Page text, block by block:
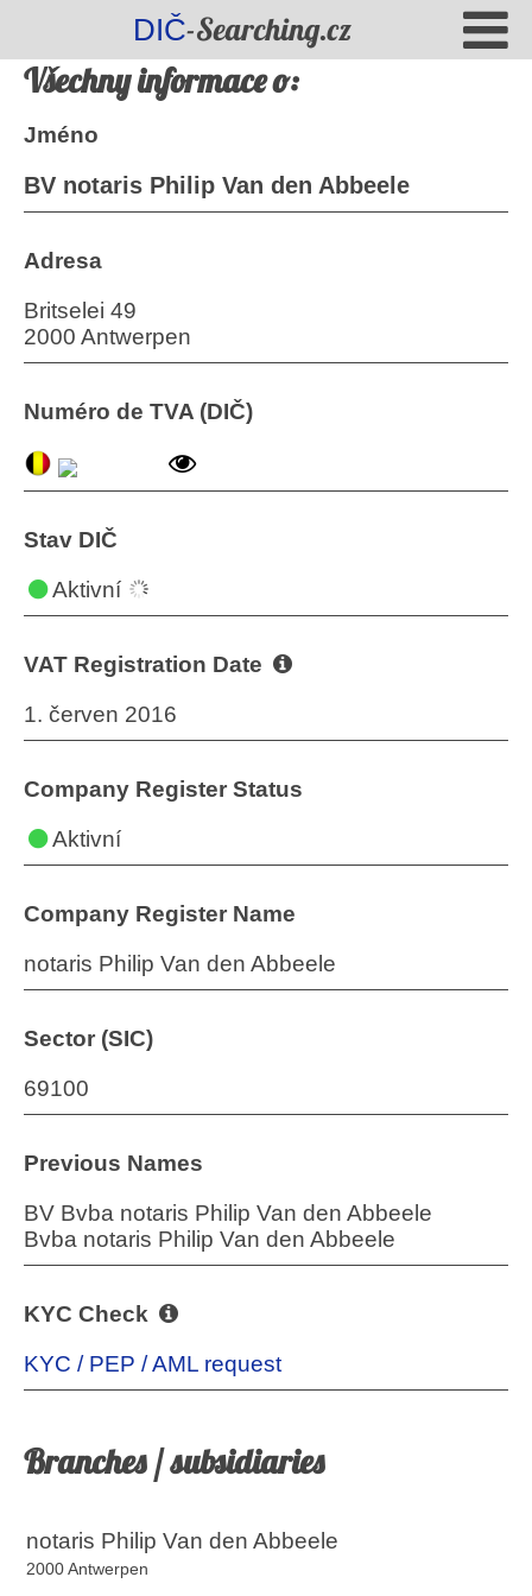
DIČ-Searching.cz
Všechny informace o:
Jméno
BV notaris Philip Van den Abbeele
Adresa
Britselei 49
2000 Antwerpen
Numéro de TVA (DIČ)
Stav DIČ
Aktivní
VAT Registration Date
1. červen 2016
Company Register Status
Aktivní
Company Register Name
notaris Philip Van den Abbeele
Sector (SIC)
69100
Previous Names
BV Bvba notaris Philip Van den Abbeele
Bvba notaris Philip Van den Abbeele
KYC Check
KYC / PEP / AML request
Branches / subsidiaries
notaris Philip Van den Abbeele
2000 Antwerpen